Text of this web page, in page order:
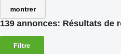
montrer
139 annonces: Résultats de
Filtre